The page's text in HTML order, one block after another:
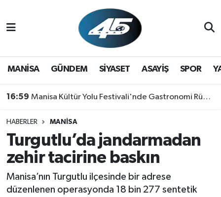
MANİSA GÜNDEM SİYASET ASAYİŞ SPOR
16:59 Manisa Kültür Yolu Festivali'nde Gastronomi Rüzgarı: Lezzetin Yıldızı "Manisa Kebabı" Oldu!
HABERLER MANİSA
Turgutlu’da jandarmadan
zehir tacirine baskın
Manisa’nın Turgutlu ilçesinde bir adrese
düzenlenen operasyonda 18 bin 277 sentetik
GÜNDEM
SPOR
YAŞAM
RESMİ REKLAM
Hava Durumu
Trafik Durumu
Son Dakika Haberleri
Haber Arşivi